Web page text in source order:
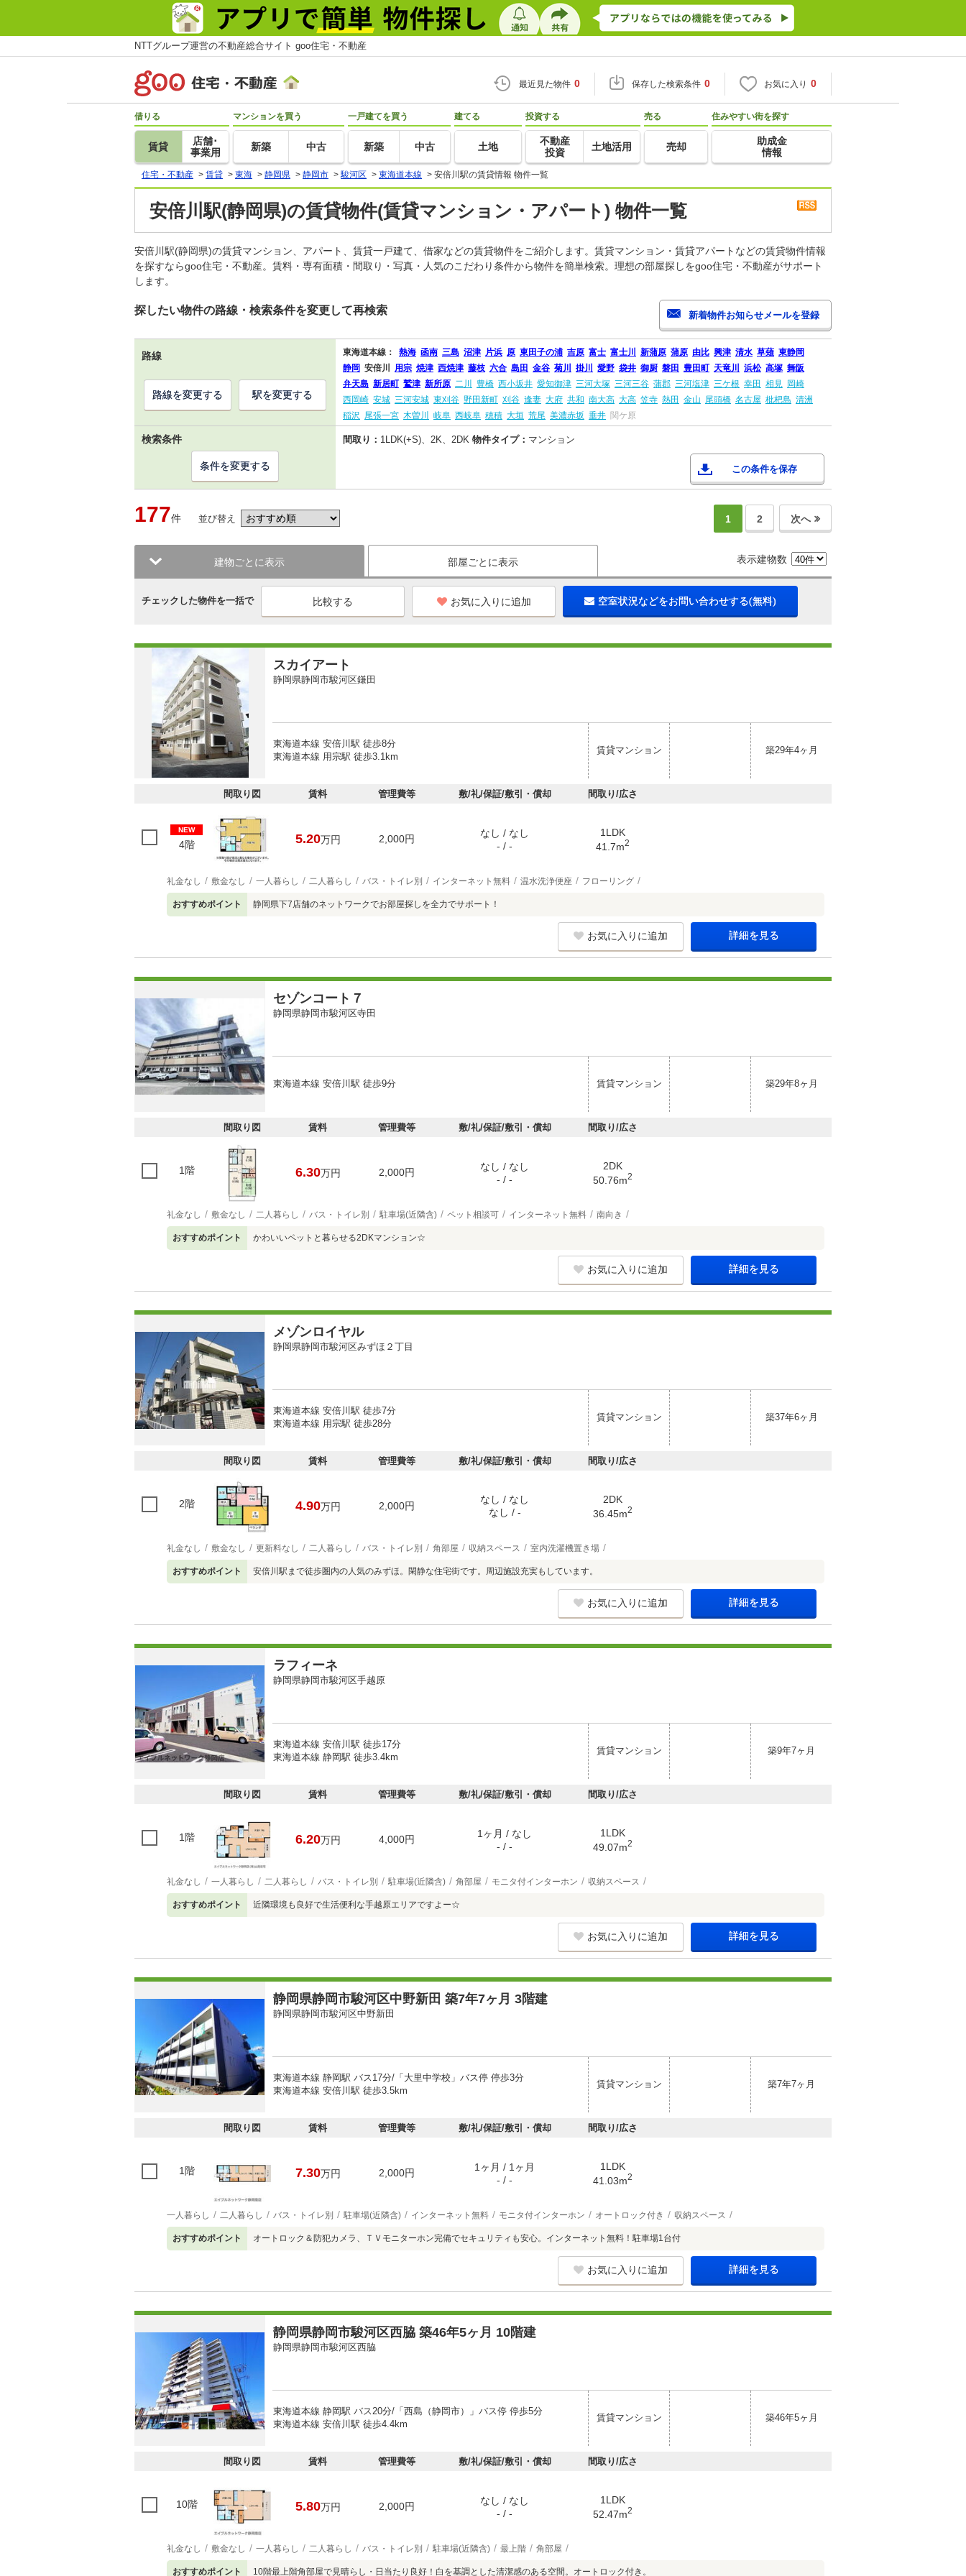
NTTグループ運営の不動産総合サイト goo住宅・不動産
最近見た物件 0 保存した検索条件 0 お気に入り 0
借りる
賃貸
店舗･
事業用
マンションを買う
新築 中古
一戸建てを買う
新築 中古
建てる
土地
投資する
不動産
投資
土地活用
売る
売却
住みやすい街を探す
助成金
情報
住宅・不動産 > 賃貸 > 東海 > 静岡県 > 静岡市 > 駿河区 > 東海道本線 > 安倍川駅の賃貸情報 物件一覧
安倍川駅(静岡県)の賃貸物件(賃貸マンション・アパート) 物件一覧
安倍川駅(静岡県)の賃貸マンション、アパート、賃貸一戸建て、借家などの賃貸物件をご紹介します。賃貸マンション・賃貸アパートなどの賃貸物件情報
を探すならgoo住宅・不動産。賃料・専有面積・間取り・写真・人気のこだわり条件から物件を簡単検索。理想の部屋探しをgoo住宅・不動産がサポート
します。
探したい物件の路線・検索条件を変更して再検索
路線 東海道本線： 熱海 函南 三島 沼津 片浜 原 東田子の浦 吉原 富士 富士川 新蒲原 蒲原 由比 興津 清水 草薙 東静岡
静岡 安倍川 用宗 焼津 西焼津 藤枝 六合 島田 金谷 菊川 掛川 愛野 袋井 御厨 磐田 豊田町 天竜川 浜松 高塚 舞阪
弁天島 新居町 鷲津 新所原 二川 豊橋 西小坂井 愛知御津 三河大塚 三河三谷 蒲郡 三河塩津 三ケ根 幸田 相見 岡崎
西岡崎 安城 三河安城 東刈谷 野田新町 刈谷 逢妻 大府 共和 南大高 大高 笠寺 熱田 金山 尾頭橋 名古屋 枇杷島 清洲
稲沢 尾張一宮 木曽川 岐阜 西岐阜 穂積 大垣 荒尾 美濃赤坂 垂井 関ケ原
路線を変更する 駅を変更する
検索条件 間取り： 1LDK(+S)、2K、2DK 物件タイプ： マンション
この条件を保存
条件を変更する
177件 並び替え 1 2 次へ
建物ごとに表示 部屋ごとに表示 表示建物数
チェックした物件を一括で お気に入りに追加 空室状況などをお問い合わせする(無料)
スカイアート
静岡県静岡市駿河区鎌田
東海道本線 安倍川駅 徒歩8分
東海道本線 用宗駅 徒歩3.1km
賃貸マンション 築29年4ヶ月
間取り図 賃料 管理費等 敷/礼/保証/敷引・償却 間取り/広さ
NEW
4階 5.20万円 2,000円
なし / なし
- / -
1LDK
41.7m2
礼金なし 敷金なし 一人暮らし 二人暮らし バス・トイレ別 インターネット無料 温水洗浄便座 フローリング
おすすめポイント 静岡県下7店舗のネットワークでお部屋探しを全力でサポート！
お気に入りに追加 詳細を見る
セゾンコート７
静岡県静岡市駿河区寺田
東海道本線 安倍川駅 徒歩9分 賃貸マンション 築29年8ヶ月
間取り図 賃料 管理費等 敷/礼/保証/敷引・償却 間取り/広さ
1階 6.30万円 2,000円
なし / なし
- / -
2DK
50.76m2
礼金なし 敷金なし 二人暮らし バス・トイレ別 駐車場(近隣含) ペット相談可 インターネット無料 南向き
おすすめポイント かわいいペットと暮らせる2DKマンション☆
お気に入りに追加 詳細を見る
メゾンロイヤル
静岡県静岡市駿河区みずほ２丁目
東海道本線 安倍川駅 徒歩7分
東海道本線 用宗駅 徒歩28分
賃貸マンション 築37年6ヶ月
間取り図 賃料 管理費等 敷/礼/保証/敷引・償却 間取り/広さ
2階 4.90万円 2,000円
なし / なし
なし / -
2DK
36.45m2
礼金なし 敷金なし 更新料なし 二人暮らし バス・トイレ別 角部屋 収納スペース 室内洗濯機置き場
おすすめポイント 安倍川駅まで徒歩圏内の人気のみずほ。閑静な住宅街です。周辺施設充実もしています。
お気に入りに追加 詳細を見る
ラフィーネ
静岡県静岡市駿河区手越原
東海道本線 安倍川駅 徒歩17分
東海道本線 静岡駅 徒歩3.4km
賃貸マンション 築9年7ヶ月
間取り図 賃料 管理費等 敷/礼/保証/敷引・償却 間取り/広さ
1階 6.20万円 4,000円
1ヶ月 / なし
- / -
1LDK
49.07m2
礼金なし 一人暮らし 二人暮らし バス・トイレ別 駐車場(近隣含) 角部屋 モニタ付インターホン 収納スペース
おすすめポイント 近隣環境も良好で生活便利な手越原エリアですよー☆
お気に入りに追加 詳細を見る
静岡県静岡市駿河区中野新田 築7年7ヶ月 3階建
静岡県静岡市駿河区中野新田
東海道本線 静岡駅 バス17分/「大里中学校」バス停 停歩3分
東海道本線 安倍川駅 徒歩3.5km
賃貸マンション 築7年7ヶ月
間取り図 賃料 管理費等 敷/礼/保証/敷引・償却 間取り/広さ
1階 7.30万円 2,000円
1ヶ月 / 1ヶ月
- / -
1LDK
41.03m2
一人暮らし 二人暮らし バス・トイレ別 駐車場(近隣含) インターネット無料 モニタ付インターホン オートロック付き 収納スペース
おすすめポイント オートロック＆防犯カメラ、ＴＶモニターホン完備でセキュリティも安心。インターネット無料！駐車場1台付
お気に入りに追加 詳細を見る
静岡県静岡市駿河区西脇 築46年5ヶ月 10階建
静岡県静岡市駿河区西脇
東海道本線 静岡駅 バス20分/「西島（静岡市）」バス停 停歩5分
東海道本線 安倍川駅 徒歩4.4km
賃貸マンション 築46年5ヶ月
間取り図 賃料 管理費等 敷/礼/保証/敷引・償却 間取り/広さ
10階 5.80万円 2,000円
なし / なし
- / -
1LDK
52.47m2
礼金なし 敷金なし 一人暮らし 二人暮らし バス・トイレ別 駐車場(近隣含) 最上階 角部屋
おすすめポイント 10階最上階角部屋で見晴らし・日当たり良好！白を基調とした清潔感のある空間。オートロック付き。